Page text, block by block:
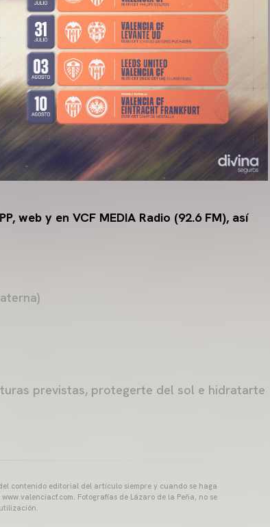
web y en VCF MEDIA Radio (92.6 FM), así
previstas, protegerte del sol e hidratarte
contenido editorial del artículo siempre y cuando se haga
Fotografías de Lázaro de la Peña, no se